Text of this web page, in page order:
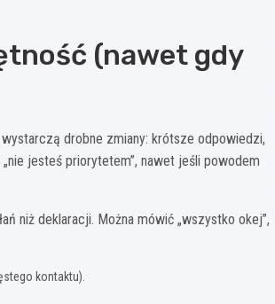
(nawet gdy
drobne zmiany: krótsze odpowiedzi,
jesteś priorytetem”, nawet jeśli powodem
niż deklaracji. Można mówić „wszystko okej”,
kontaktu).